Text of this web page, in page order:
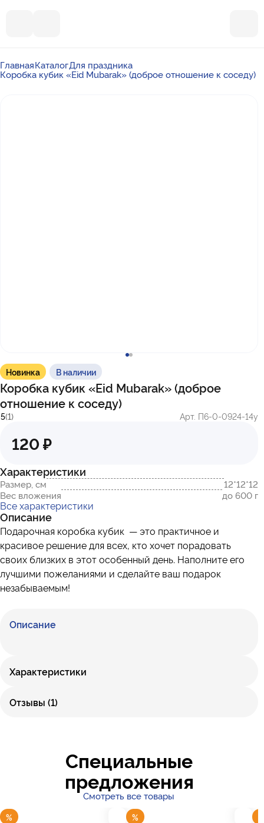
ГлавнаяКаталогДля праздника
Коробка кубик «Eid Mubarak» (доброе отношение к соседу)
Новинка В наличии
Коробка кубик «Eid Mubarak» (доброе
отношение к соседу)
5(1) Арт. П6-0-0924-14у
Характеристики
Размер, см
12*12*12
Вес вложения
до 600 г
Все характеристики
Описание
Подарочная коробка кубик — это практичное и
красивое решение для всех, кто хочет порадовать
своих близких в этот особенный день. Наполните его
лучшими пожеланиями и сделайте ваш подарок
незабываемым!
120 ₽
Описание
Характеристики
Отзывы (1)
Специальные
предложения
Смотреть все товары
% %